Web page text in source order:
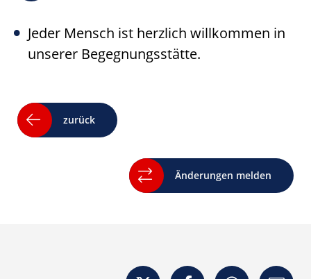
Jeder Mensch ist herzlich willkommen in
unserer Begegnungsstätte.
zurück
Änderungen melden